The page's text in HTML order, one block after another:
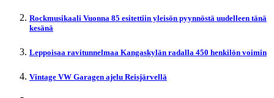
Rockmusikaali Vuonna 85 esitettiin yleisön pyynnöstä uudelleen tänä
kesänä
Leppoisaa ravitunnelmaa Kangaskylän radalla 450 henkilön voimin
Vintage VW Garagen ajelu Reisjärvellä